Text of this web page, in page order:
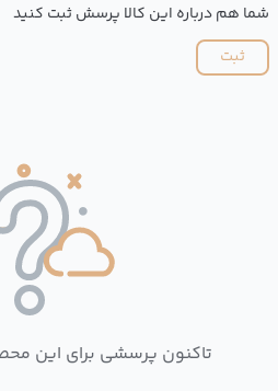
شما هم درباره این کالا پرسش ثبت کنید
ثبت
تاکنون پرسشی برای این